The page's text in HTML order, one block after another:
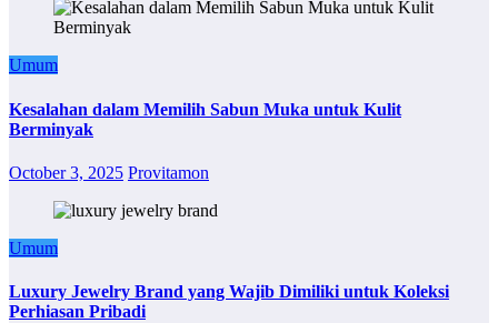
Umum
Kesalahan dalam Memilih Sabun Muka untuk Kulit
Berminyak
October 3, 2025 Provitamon
Umum
Luxury Jewelry Brand yang Wajib Dimiliki untuk Koleksi
Perhiasan Pribadi